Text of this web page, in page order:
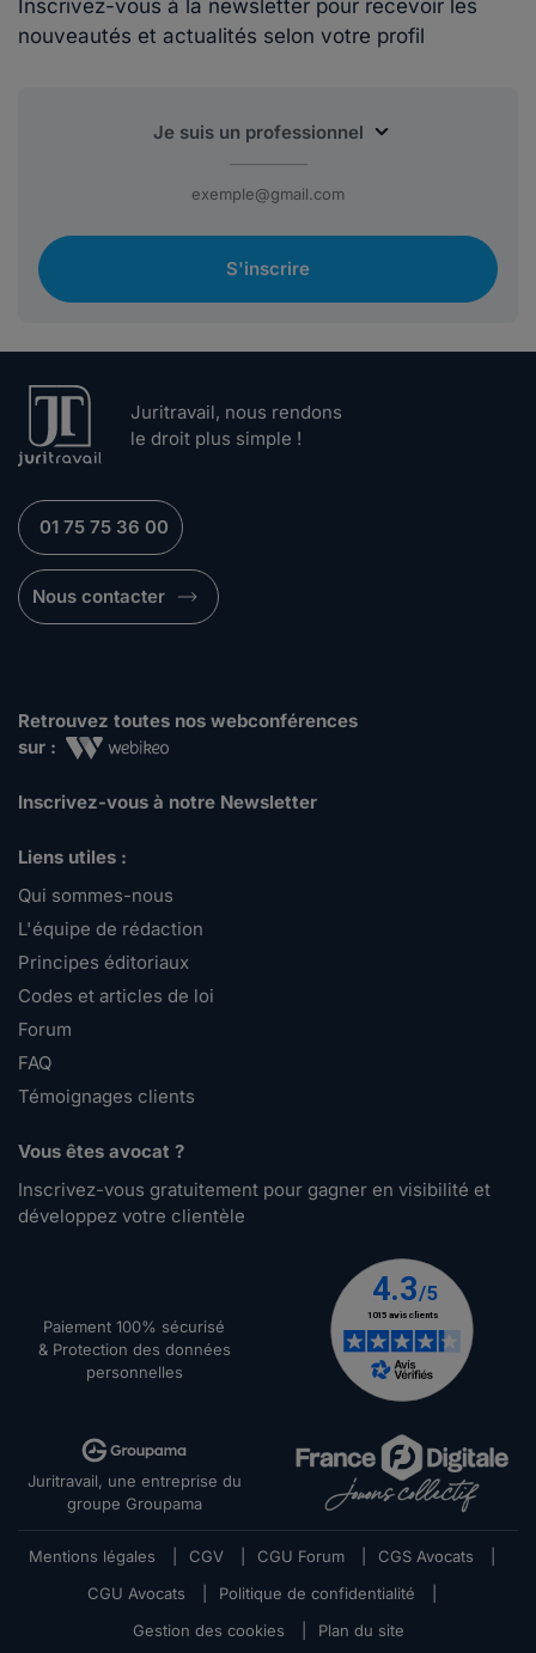
Inscrivez-vous à la newsletter pour recevoir les
nouveautés et actualités selon votre profil
S'inscrire
Juritravail, nous rendons
le droit plus simple !
01 75 75 36 00
Nous contacter
Retrouvez toutes nos webconférences
sur :
Inscrivez-vous à notre Newsletter
Liens utiles :
Qui sommes-nous
L'équipe de rédaction
Principes éditoriaux
Codes et articles de loi
Forum
FAQ
Témoignages clients
Vous êtes avocat ?
Inscrivez-vous gratuitement pour gagner en visibilité et
développez votre clientèle
Paiement 100% sécurisé
& Protection des données
personnelles
Juritravail, une entreprise du
groupe Groupama
Mentions légales CGV CGU Forum CGS Avocats
CGU Avocats
Politique de confidentialité
Gestion des cookies
Plan du site